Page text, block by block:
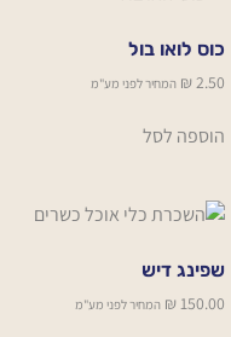
כוס לואו בול
₪2.50 המחיר לפני מע"מ
הוספה לסל
שפינג דיש
₪150.00 המחיר לפני מע"מ